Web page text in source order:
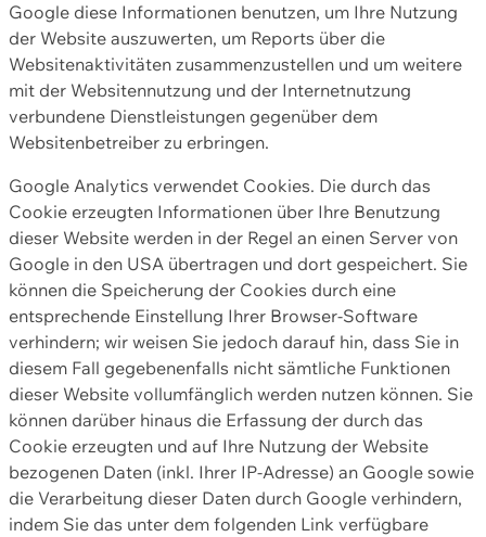
Google diese Informationen benutzen, um Ihre Nutzung
der Website auszuwerten, um Reports über die
Websitenaktivitäten zusammenzustellen und um weitere
mit der Websitennutzung und der Internetnutzung
verbundene Dienstleistungen gegenüber dem
Websitenbetreiber zu erbringen.
Google Analytics verwendet Cookies. Die durch das
Cookie erzeugten Informationen über Ihre Benutzung
dieser Website werden in der Regel an einen Server von
Google in den USA übertragen und dort gespeichert. Sie
können die Speicherung der Cookies durch eine
entsprechende Einstellung Ihrer Browser-Software
verhindern; wir weisen Sie jedoch darauf hin, dass Sie in
diesem Fall gegebenenfalls nicht sämtliche Funktionen
dieser Website vollumfänglich werden nutzen können. Sie
können darüber hinaus die Erfassung der durch das
Cookie erzeugten und auf Ihre Nutzung der Website
bezogenen Daten (inkl. Ihrer IP-Adresse) an Google sowie
die Verarbeitung dieser Daten durch Google verhindern,
indem Sie das unter dem folgenden Link verfügbare